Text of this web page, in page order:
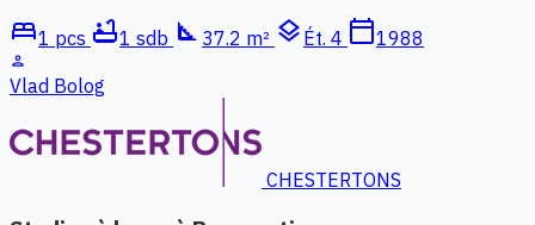
bed1 pcs bathtub1 sdb square_foot 37.2 m² layers Ét. 4 calendar_today1988
person
Vlad Bolog
CHESTERTONS